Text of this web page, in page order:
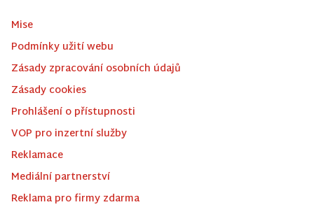
Mise
Podmínky užití webu
Zásady zpracování osobních údajů
Zásady cookies
Prohlášení o přístupnosti
VOP pro inzertní služby
Reklamace
Mediální partnerství
Reklama pro firmy zdarma